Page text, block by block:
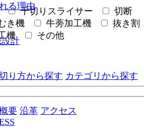
る理由
計
り方から探す カテゴリから探す
要 沿革 アクセス
千切りスライサー
切断
き機 牛蒡加工機
抜き割
機 その他